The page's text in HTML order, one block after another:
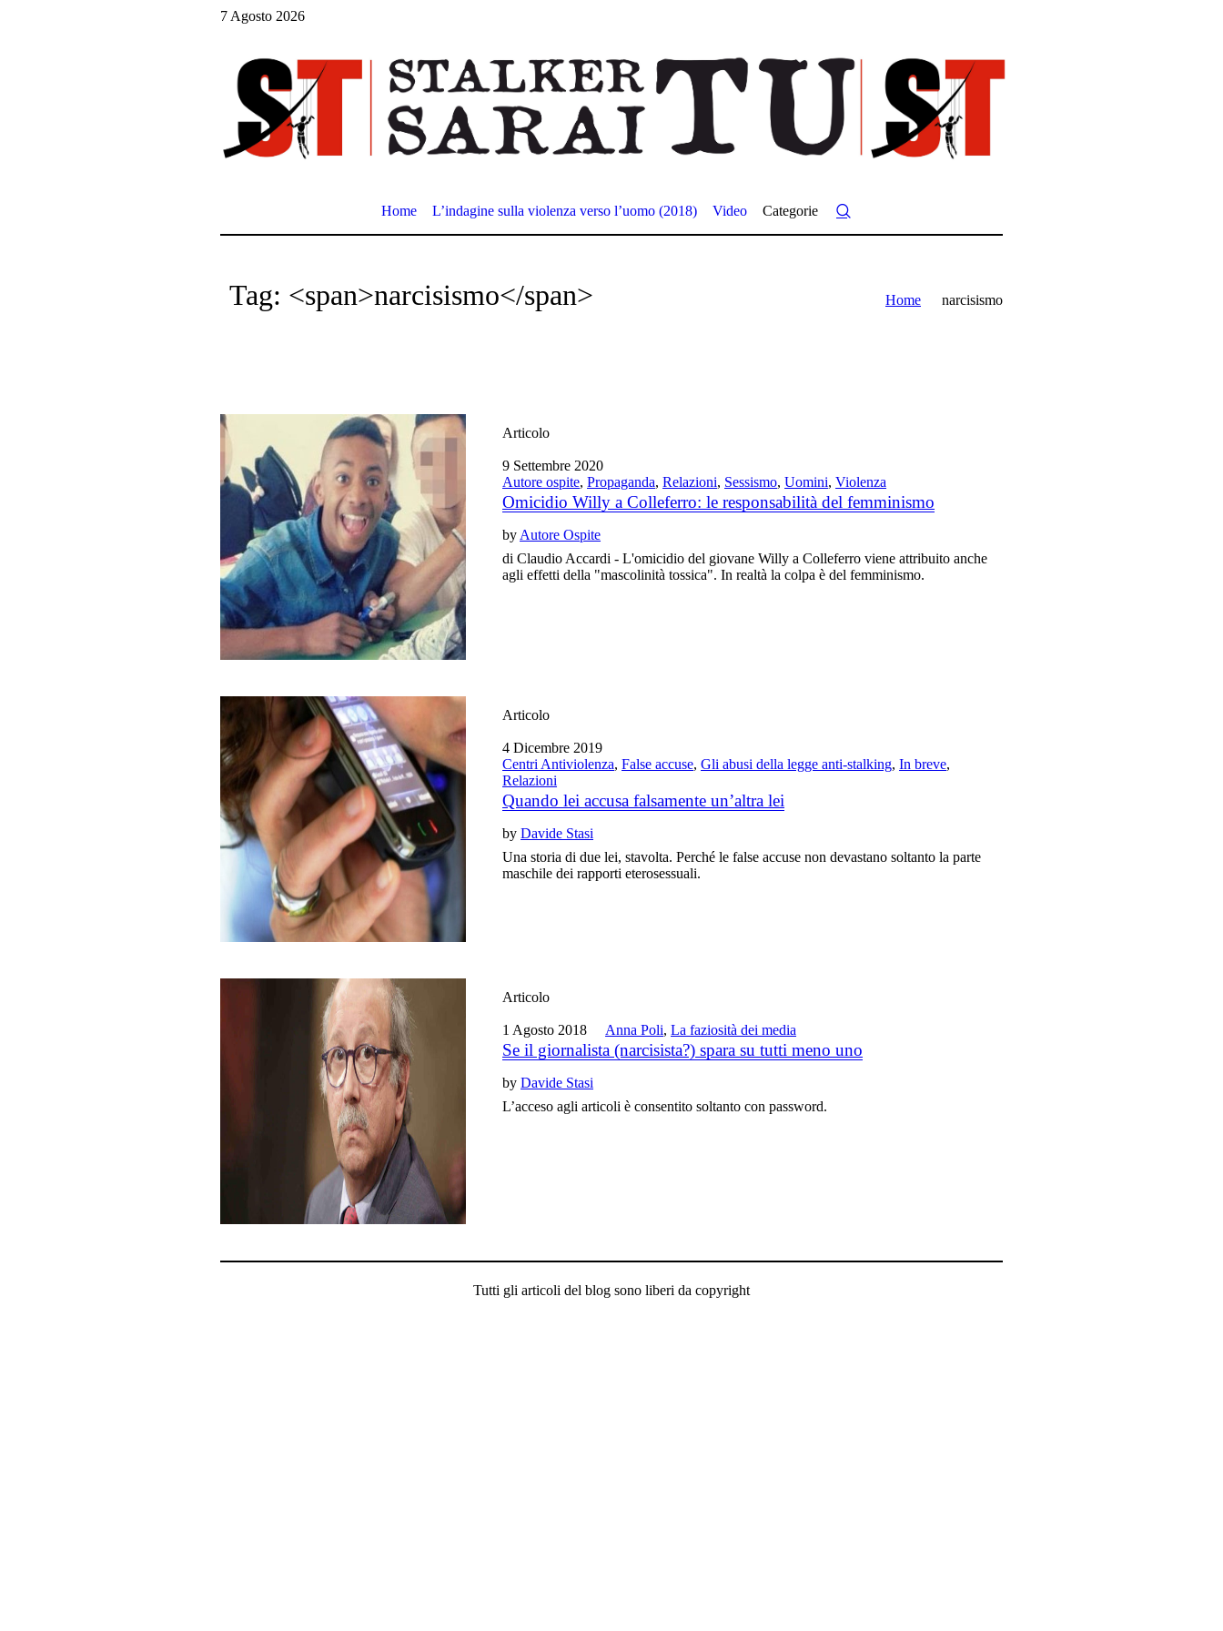
7 Agosto 2026
Home L’indagine sulla violenza verso l’uomo (2018) Video Categorie
Tag: <span>narcisismo</span> Home narcisismo
Articolo
9 Settembre 2020
Autore ospite,Propaganda,Relazioni, Sessismo,Uomini,Violenza
Omicidio Willy a Colleferro: le responsabilità del femminismo
by Autore Ospite
di Claudio Accardi - L'omicidio del giovane Willy a Colleferro viene attribuito anche
agli effetti della "mascolinità tossica". In realtà la colpa è del femminismo.
Articolo
4 Dicembre 2019
Centri Antiviolenza,False accuse,Gli abusi della legge anti-stalking,In breve,
Relazioni
Quando lei accusa falsamente un’altra lei
byDavide Stasi
Una storia di due lei, stavolta. Perché le false accuse non devastano soltanto la parte
maschile dei rapporti eterosessuali.
Articolo
1 Agosto 2018 Anna Poli,La faziosità dei media
Se il giornalista (narcisista?) spara su tutti meno uno
byDavide Stasi
L’acceso agli articoli è consentito soltanto con password.
Tutti gli articoli del blog sono liberi da copyright